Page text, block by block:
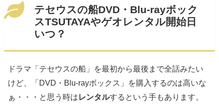
テセウスの船DVD・Blu-rayボック
スTSUTAYAやゲオレンタル開始日
いつ？
ドラマ「テセウスの船」を最初から最後まで全話みたい
けど、「DVD・Blu-rayボックス」を購入するのは高いな
ぁ・・・と思う時はレンタルするという手もあります。